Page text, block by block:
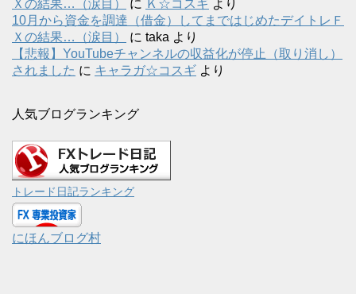
Ｘの結果…（涙目）
に Ｋ☆コスギ より
10月から資金を調達（借金）してまではじめたデイトレＦ
Ｘの結果…（涙目）
に taka より
【悲報】YouTubeチャンネルの収益化が停止（取り消し）
されました に キャラガ☆コスギ より
人気ブログランキング
トレード日記ランキング
にほんブログ村